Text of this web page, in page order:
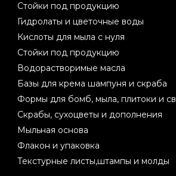
Стойки под продукцию
Гидролаты и цветочные воды
Кислоты для мыла с нуля
Стойки под продукцию
Водорастворимые масла
Базы для крема шампуня и скраба
Формы для бомб, мыла, плитоки и
Скрабы, сухоцветы и дополнения
Мыльная основа
Флакон и упаковка
Текстурные листы,штампы и молды